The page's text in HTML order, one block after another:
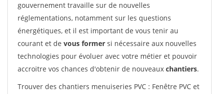
gouvernement travaille sur de nouvelles
réglementations, notamment sur les questions
énergétiques, et il est important de vous tenir au
courant et de vous former si nécessaire aux nouvelles
technologies pour évoluer avec votre métier et pouvoir
accroitre vos chances d'obtenir de nouveaux chantiers.
Trouver des chantiers menuiseries PVC : Fenêtre PVC et